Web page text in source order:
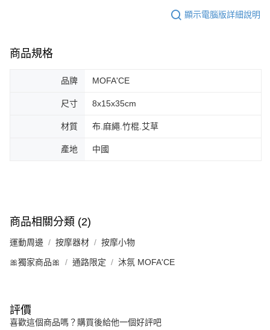
顯示電腦版詳細說明
商品規格
品牌 MOFA'CE
尺寸 8x15x35cm
材質 布.麻繩.竹棍.艾草
產地 中國
商品相關分類 (2)
運動周邊 按摩器材 按摩小物
🎀獨家商品🎀 通路限定 沐氛 MOFA'CE
評價
喜歡這個商品嗎？購買後給他一個好評吧